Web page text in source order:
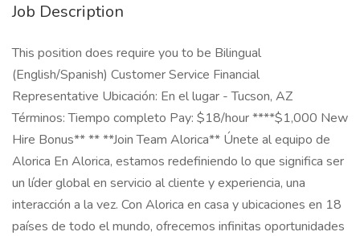
Job Description
This position does require you to be Bilingual
(English/Spanish) Customer Service Financial
Representative Ubicación: En el lugar - Tucson, AZ
Términos: Tiempo completo Pay: $18/hour ****$1,000 New
Hire Bonus** ** **Join Team Alorica** Únete al equipo de
Alorica En Alorica, estamos redefiniendo lo que significa ser
un líder global en servicio al cliente y experiencia, una
interacción a la vez. Con Alorica en casa y ubicaciones en 18
países de todo el mundo, ofrecemos infinitas oportunidades